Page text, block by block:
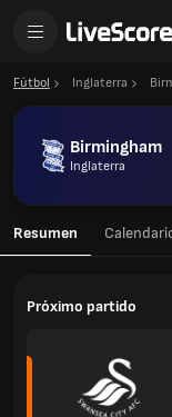
Fútbol Inglaterra
Birmingham
Inglaterra
Resumen
Próximo partido